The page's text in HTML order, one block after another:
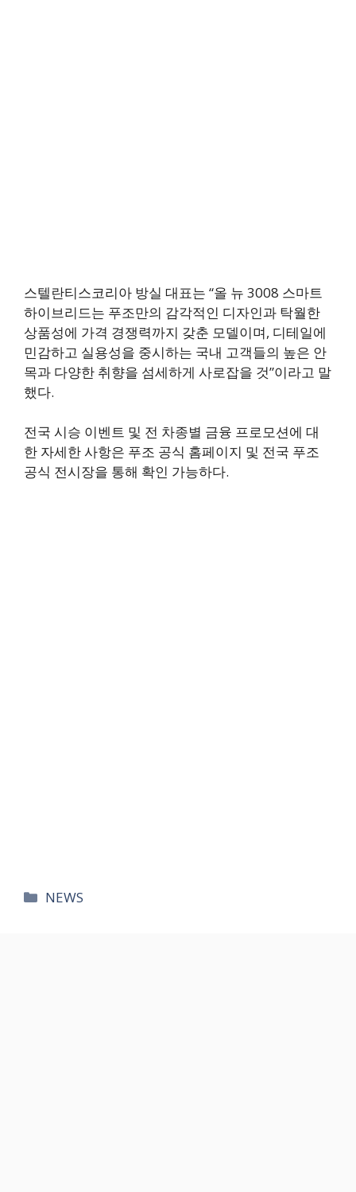
스텔란티스코리아 방실 대표는 “올 뉴 3008 스마트
하이브리드는 푸조만의 감각적인 디자인과 탁월한
상품성에 가격 경쟁력까지 갖춘 모델이며, 디테일에
민감하고 실용성을 중시하는 국내 고객들의 높은 안
목과 다양한 취향을 섬세하게 사로잡을 것”이라고 말
했다.
전국 시승 이벤트 및 전 차종별 금융 프로모션에 대
한 자세한 사항은 푸조 공식 홈페이지 및 전국 푸조
공식 전시장을 통해 확인 가능하다.
카
NEWS